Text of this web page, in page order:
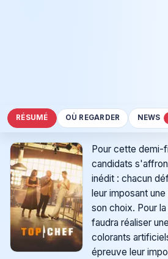
RÉSUMÉ OÙ REGARDER NEWS
Pour cette demi-
candidats
inédit : chacun
leur imposant
son choix. Pour
faudra réaliser
colorants
épreuve leur